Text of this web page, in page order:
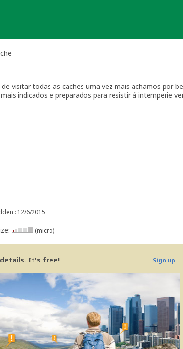
visitar todas as caches uma vez mais achamos por
indicados e preparados para resistir á intemperie
: 12/6/2015
(micro)
details. It's free! Sign up